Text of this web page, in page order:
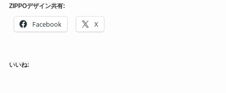
ZIPPOデザイン共有:
Facebook X
いいね: